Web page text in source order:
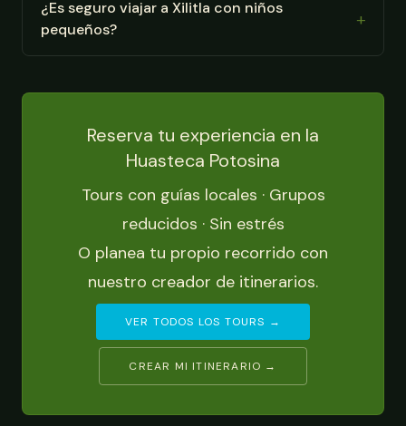
¿Es seguro viajar a Xilitla con niños
pequeños?
Reserva tu experiencia en la
Huasteca Potosina
Tours con guías locales · Grupos
reducidos · Sin estrés
O planea tu propio recorrido con
nuestro creador de itinerarios.
VER TODOS LOS TOURS →
CREAR MI ITINERARIO →